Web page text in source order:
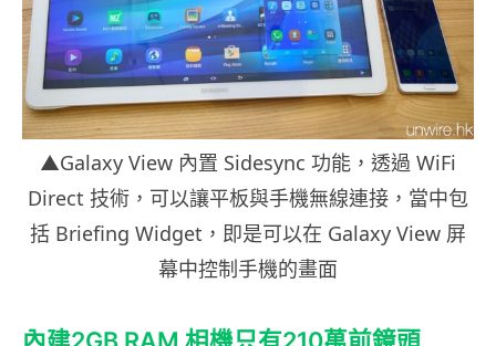
▲Galaxy View 內置 Sidesync 功能，透過 WiFi
Direct 技術，可以讓平板與手機無線連接，當中包
括 Briefing Widget，即是可以在 Galaxy View 屏
幕中控制手機的畫面